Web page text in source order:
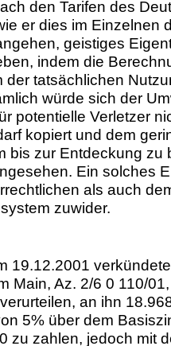
den Tarifen des
er dies im Einzelnen
geistiges
indem die
der tatsächlichen
würde sich der
potentielle Verletzer
kopiert und dem
bis zur Entdeckung zu
Ein solches
als auch
zuwider.
19.12.2001
Main, Az. 2/6 0 110/
an ihn
5% über dem
zu zahlen, jedoch mit